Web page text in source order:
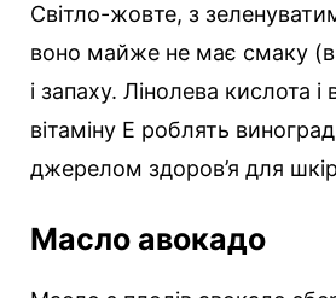
Світло-жовте, з
воно майже не має смаку
і запаху. Лінолева кислота
вітаміну Е роблять
джерелом здоров’я для
Масло авокадо